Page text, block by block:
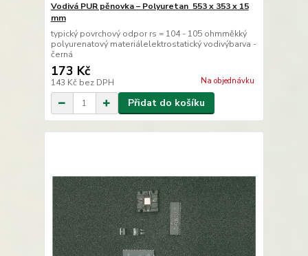
Vodivá PUR pěnovka – Polyuretan 553 x 353 x 15
mm
typický povrchový odpor rs = 104 - 105 ohmměkký
polyurenatový materiálelektrostatický vodivýbarva -
černá
173 Kč
143 Kč bez DPH Na objednávku
Přidat do košíku